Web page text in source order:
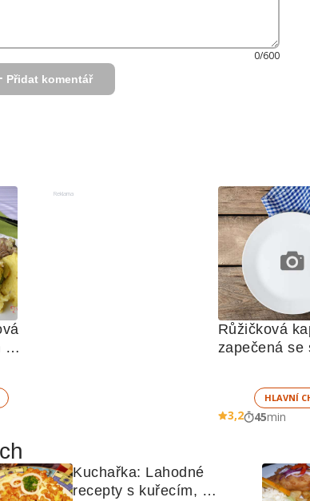
0/600
Přidat komentář
Reklama
Růžičková
zapečená se
HLAVNÍ
3,2 45min
Kuchařka: Lahodné
recepty s kuřecím,